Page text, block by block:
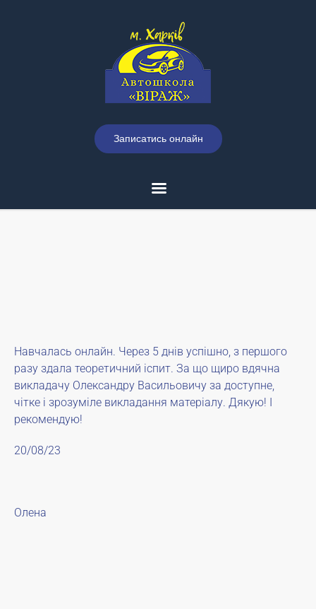
Записатись онлайн
Навчалась онлайн. Через 5 днів успішно, з першого
разу здала теоретичний іспит. За що щиро вдячна
викладачу Олександру Васильовичу за доступне,
чітке і зрозуміле викладання матеріалу. Дякую! І
рекомендую!
20/08/23
Олена